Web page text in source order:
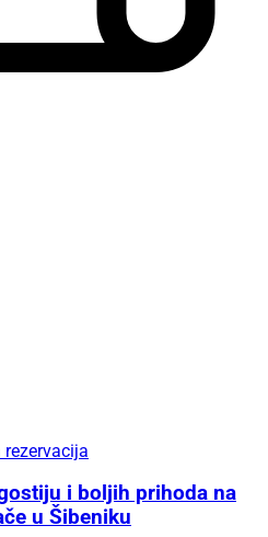
i boljih prihoda na
u Šibeniku